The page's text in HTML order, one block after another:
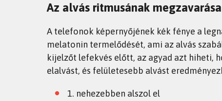
Az alvás ritmusának megzavarása
A telefonok képernyőjének kék fénye a
melatonin termelődését, ami az alvás
kijelzőt lefekvés előtt, az agyad azt hiheti,
elalvást, és felületesebb alvást
1. nehezebben alszol el